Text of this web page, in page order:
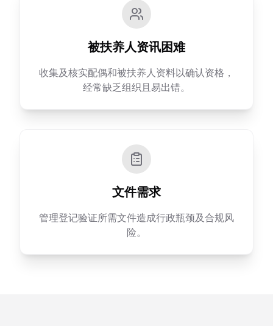
被扶养人资讯困难
收集及核实配偶和被扶养人资料以确认资格，
经常缺乏组织且易出错。
文件需求
管理登记验证所需文件造成行政瓶颈及合规风
险。